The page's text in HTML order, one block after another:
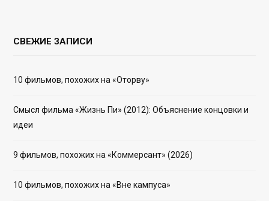
СВЕЖИЕ ЗАПИСИ
10 фильмов, похожих на «Оторву»
Смысл фильма «Жизнь Пи» (2012): Объяснение концовки и
идеи
9 фильмов, похожих на «Коммерсант» (2026)
10 фильмов, похожих на «Вне кампуса»